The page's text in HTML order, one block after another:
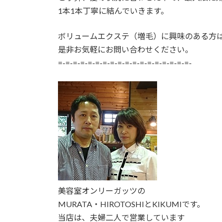
1本1本丁寧に結んでいきます。
ボリュームエクステ（増毛）に興味のある方
是非お気軽にお問い合わせください。
=-=-=-=-=-=-=-=-=-=-=-=-=-=-=-=-=-=-
美容室オンリーガッツの
MURATA・HIROTOSHIとKIKUMIです。
当店は、夫婦二人で営業しています